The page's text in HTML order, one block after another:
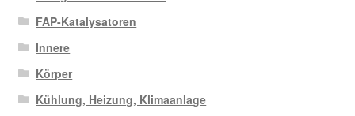
FAP-Katalysatoren
Innere
Körper
Kühlung, Heizung, Klimaanlage